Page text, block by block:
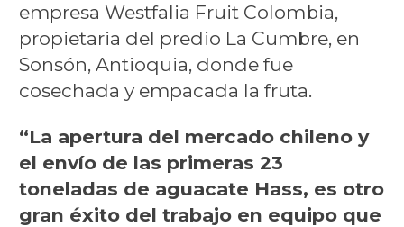
empresa Westfalia Fruit Colombia,
propietaria del predio La Cumbre, en
Sonsón, Antioquia, donde fue
cosechada y empacada la fruta.
“La apertura del mercado chileno y
el envío de las primeras 23
toneladas de aguacate Hass, es otro
gran éxito del trabajo en equipo que